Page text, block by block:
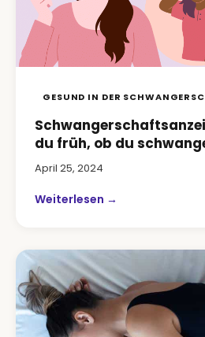
GESUND IN DER
du früh, ob du
April 25, 2024
Weiterlesen →